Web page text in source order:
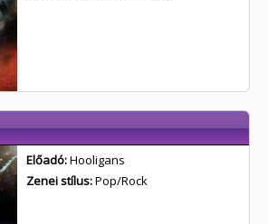
Előadó:Hooligans
Zenei stílus:Pop/Rock